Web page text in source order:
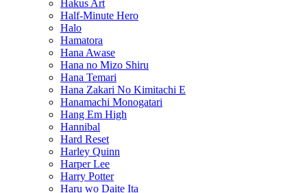
Hakus Art
Half-Minute Hero
Halo
Hamatora
Hana Awase
Hana no Mizo Shiru
Hana Temari
Hana Zakari No Kimitachi E
Hanamachi Monogatari
Hang Em High
Hannibal
Hard Reset
Harley Quinn
Harper Lee
Harry Potter
Haru wo Daite Ita